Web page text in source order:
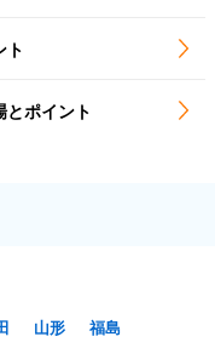
ト
ポイント
山形
福島